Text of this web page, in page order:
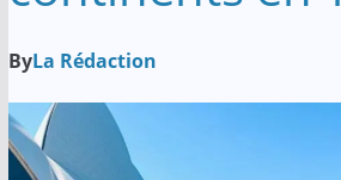
ByLa Rédaction